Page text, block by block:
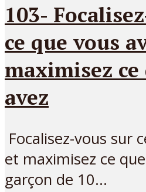
103-
ce que vous
maximisez ce
avez
Focalisez-vous sur
et maximisez ce
garçon de 10...